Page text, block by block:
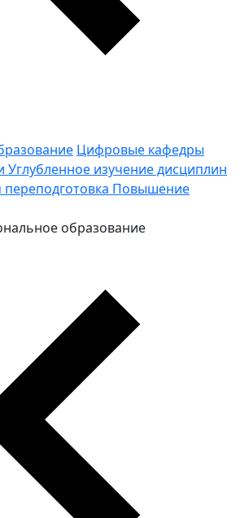
Цифровые кафедры
Углубленное изучение дисциплин
Повышение
образование